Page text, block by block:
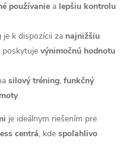
používanie a lepšiu kontrolu
je k dispozícii za najnižšiu
poskytuje výnimočnú hodnotu
silový tréning, funkčný
.
je ideálnym riešením pre
centrá, kde spoľahlivo